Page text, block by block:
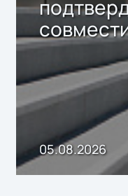
Storage
05.08.2026